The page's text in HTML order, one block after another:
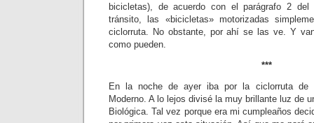
bicicletas), de acuerdo con el parágrafo 2
tránsito, las «bicicletas» motorizadas
ciclorruta. No obstante, por ahí se las ve. Y
como pueden.
***
En la noche de ayer iba por la ciclorruta de
Moderno. A lo lejos divisé la muy brillante luz de
Biológica. Tal vez porque era mi cumpleaños